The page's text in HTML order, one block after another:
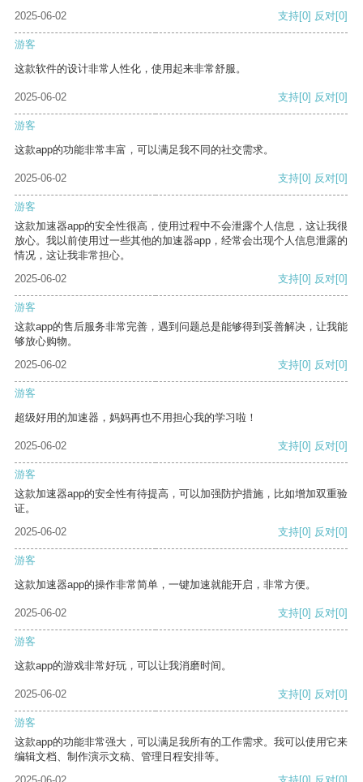
2025-06-02
支持[0] 反对[0]
游客
这款软件的设计非常人性化，使用起来非常舒服。
2025-06-02 支持[0] 反对[0]
游客
这款app的功能非常丰富，可以满足我不同的社交需求。
2025-06-02 支持[0] 反对[0]
游客
这款加速器app的安全性很高，使用过程中不会泄露个人信息，这让我很
放心。我以前使用过一些其他的加速器app，经常会出现个人信息泄露的
情况，这让我非常担心。
2025-06-02
支持[0] 反对[0]
游客
这款app的售后服务非常完善，遇到问题总是能够得到妥善解决，让我能
够放心购物。
2025-06-02
支持[0] 反对[0]
游客
超级好用的加速器，妈妈再也不用担心我的学习啦！
2025-06-02 支持[0] 反对[0]
游客
这款加速器app的安全性有待提高，可以加强防护措施，比如增加双重验
证。
2025-06-02
支持[0] 反对[0]
游客
这款加速器app的操作非常简单，一键加速就能开启，非常方便。
2025-06-02 支持[0] 反对[0]
游客
这款app的游戏非常好玩，可以让我消磨时间。
2025-06-02 支持[0] 反对[0]
游客
这款app的功能非常强大，可以满足我所有的工作需求。我可以使用它来
编辑文档、制作演示文稿、管理日程安排等。